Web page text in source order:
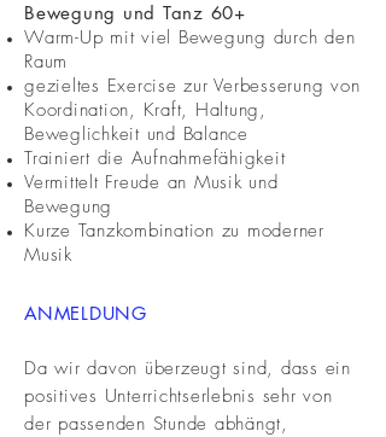
Bewegung und Tanz 60+​
Warm-Up mit viel Bewegung durch den
Raum
gezieltes Exercise zur Verbesserung von
Koordination, Kraft, Haltung,
Beweglichkeit und Balance
Trainiert die Aufnahmefähigkeit
Vermittelt Freude an Musik und
Bewegung
Kurze Tanzkombination zu moderner
Musik
ANMELDUNG
Da wir davon überzeugt sind, dass ein
positives Unterrichtserlebnis sehr von
der passenden Stunde abhängt,